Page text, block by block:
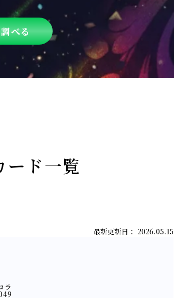
べる
ード一覧
最新更新日： 2026.05.15
ラ